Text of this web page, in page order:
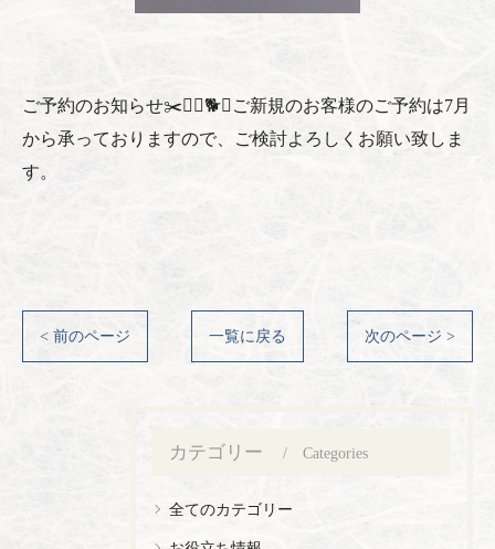
ご予約のお知らせ✂️🐕‍🦺🐕🐩ご新規のお客様のご予約は7月
から承っておりますので、ご検討よろしくお願い致しま
す。
< 前のページ 一覧に戻る 次のページ >
カテゴリー Categories
全てのカテゴリー